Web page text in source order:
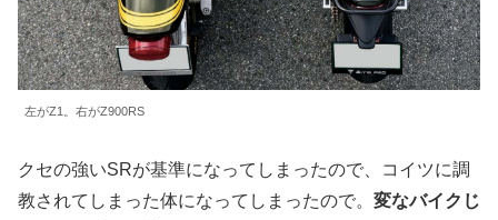
左がZ1。右がZ900RS
クセの強いSRが基準になってしまったので、コイツに調
教されてしまった体になってしまったので。 変なバイクじ